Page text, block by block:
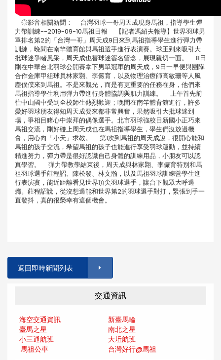
◎影音相關新聞： 台灣羽球一哥周天成現身馬祖，指導學生彈
力帶訓練--2019-09-10馬祖日報 【記者馮紹夫報導】世界羽球男
單排名第2的「台灣一哥」周天成9日來到馬祖指導學生進行彈力帶
訓練，晚間在南竿體育館與馬祖選手進行表演賽。球王到來吸引大
批球迷爭睹風采，周天成也替球迷簽名留念，展現親切一面。 8日
剛在中華台北羽球公開賽拿下男單冠軍的周天成，9日一早便與團隊
合作金庫甲組球員林家翾、李儼育，以及物理治療師高敏珊等人風
塵僕僕來到馬祖。不是來觀光，而是有更重要的任務在身，他們來
馬祖指導學生利用彈力帶進行身體協調與肌力訓練。 上午首先前
往中山國中受到全校師生熱烈歡迎；晚間在南竿體育館進行，許多
愛好羽球朋友得知周天成要來都非常興奮，果然吸引大批球迷到
場，爭相目睹心中崇拜的偶像選手。北市羽球強校日新國小正巧來
馬祖交流，剛好碰上周天成也在馬祖指導學生，學生們沒放過機
會，用心向「小天」求教。 第1次到馬祖的周天成說，很開心能和
馬祖的孩子交流，希望馬祖的孩子也能進行享受羽球運動，並持續
精進努力，彈力帶是很好認識自己身體的訓練用品，小朋友可以認
真學習。 彈力帶教學結束後，周天成與林家翾、李儼育特別和馬
祖羽球選手莊程詔、陳松發、林文瀚，以及馬祖羽球訓練營學生進
行表演賽，能近距離看見世界頂尖羽球選手，讓台下觀眾大呼過
癮。莊程詔說，從沒想過能和世界第2的羽球選手對打，緊張到手一
直發抖，真的很榮幸有這個機會。
返回即時新聞列表
交通資訊
海空交通資訊
新臺馬輪
臺馬之星
南北之星
小三通航班
大坵航班
馬祖公車
台灣好行@馬祖